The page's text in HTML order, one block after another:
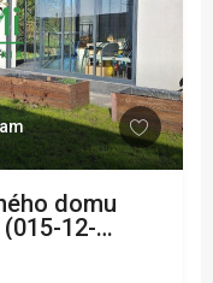
domu
12-